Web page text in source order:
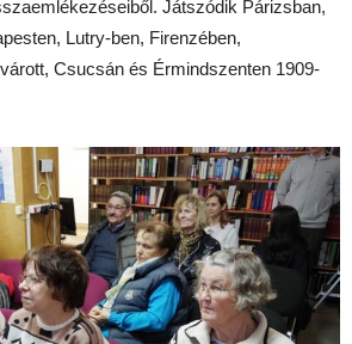
Játszódik Párizsban,
Lutry-ben, Firenzében,
Csucsán és Érmindszenten 1909-